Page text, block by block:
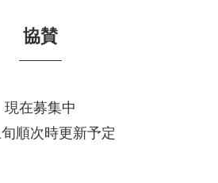
協賛
現在募集中
順次時更新予定